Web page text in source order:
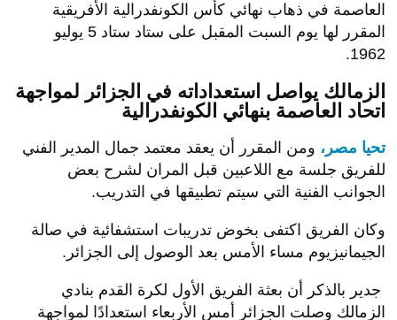
العاصمة في ذهاب نهائي كأس الكونفدرالية الأفريقية
المقرر لها يوم السبت المقبل على ستاد ستاد 5 يوليو
1962.
الزمالك يواصل استعداداته في الجزائر لمواجهة
اتحاد العاصمة بنهائي الكونفدرالية
تحيا مصر، ومن المقرر أن يعقد معتمد جمال المدير الفني
للفريق جلسة مع اللاعبين قبل المران لشرح بعض
الجوانب الفنية التي سيتم تطبيقها في التدريب.
وكان الفريق اكتفى بخوض تدريبات استشفائية في صالة
الجيمانيزيوم مساء الأمس بعد الوصول إلى الجزائر.
جدير بالذكر أن بعثة الفريق الأول لكرة القدم بنادي
الزمالك وصلت الجزائر أمس الأربعاء استعدادًا لمواجهة